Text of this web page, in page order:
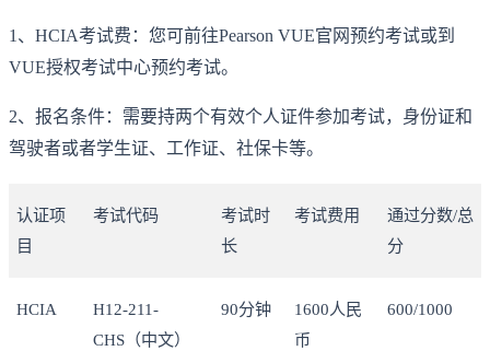
1、HCIA考试费：您可前往Pearson VUE官网预约考试或到
VUE授权考试中心预约考试。
2、报名条件：需要持两个有效个人证件参加考试，身份证和
驾驶者或者学生证、工作证、社保卡等。
认证项
目
考试代码
考试时
长
考试费用
通过分数/总
分
HCIA
H12-211-
CHS（中文）
90分钟
1600人民
币
600/1000